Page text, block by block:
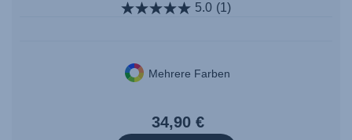
5.0 (1)
Mehrere Farben
34,90 €